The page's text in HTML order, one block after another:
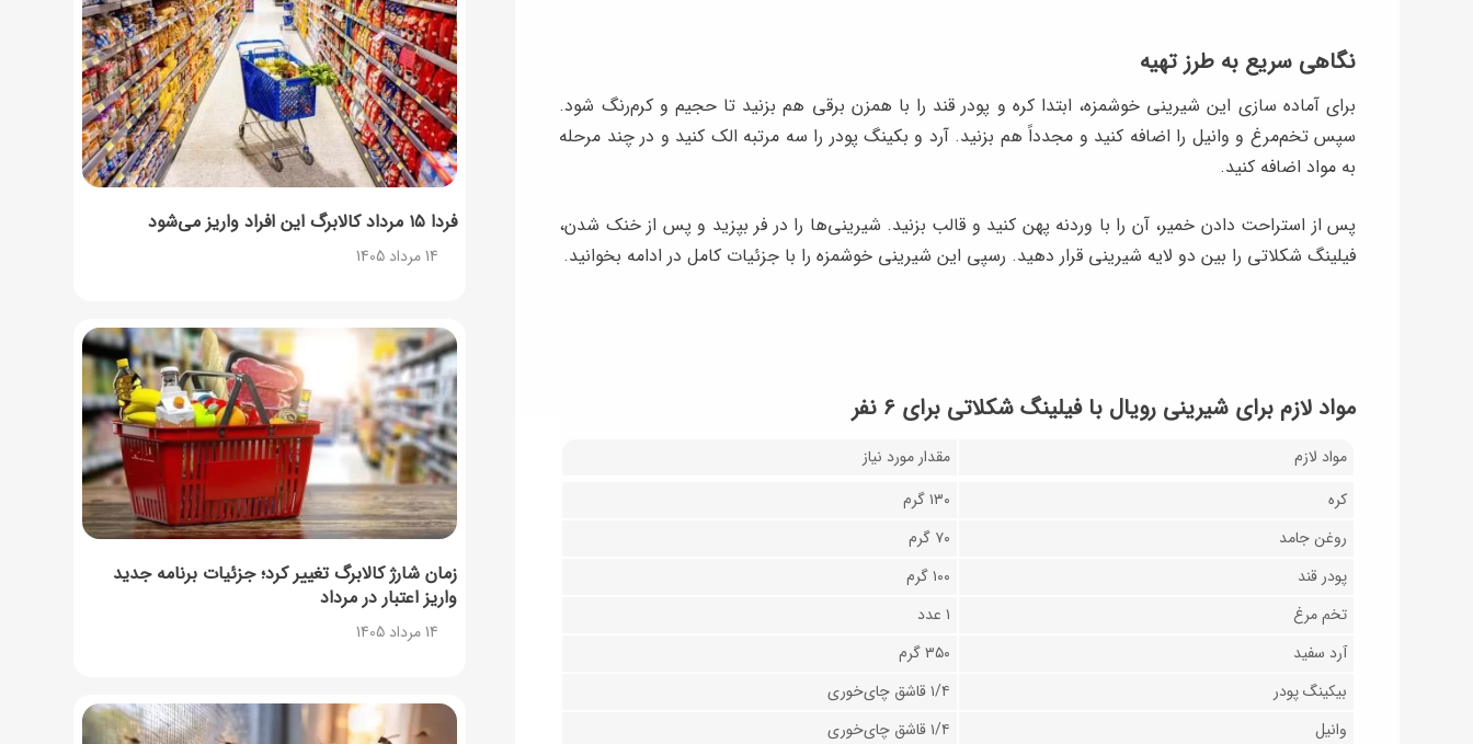
نگاهی سریع به طرز تهیه
برای آماده سازی این شیرینی خوشمزه، ابتدا کره و پودر قند را با همزن برقی هم بزنید تا حجیم و کرم‌رنگ شود.
سپس تخم‌مرغ و وانیل را اضافه کنید و مجدداً هم بزنید. آرد و بکینگ پودر را سه مرتبه الک کنید و در چند مرحله
به مواد اضافه کنید.
پس از استراحت دادن خمیر، آن را با وردنه پهن کنید و قالب بزنید. شیرینی‌ها را در فر بپزید و پس از خنک شدن،
فیلینگ شکلاتی را بین دو لایه شیرینی قرار دهید. رسپی این شیرینی خوشمزه را با جزئیات کامل در ادامه بخوانید.
مواد لازم برای شیرینی رویال با فیلینگ شکلاتی برای ۶ نفر
مواد لازم
مقدار مورد نیاز
کره
۱۳۰ گرم
روغن جامد
۷۰ گرم
پودر قند
۱۰۰ گرم
تخم مرغ
۱ عدد
آرد سفید
۳۵۰ گرم
بیکینگ پودر
۱/۴ قاشق چای‌خوری
وانیل
۱/۴ قاشق چای‌خوری
فردا ۱۵ مرداد کالابرگ این افراد واریز می‌شود
14 مرداد 1405
زمان شارژ کالابرگ تغییر کرد؛ جزئیات برنامه جدید
واریز اعتبار در مرداد
14 مرداد 1405